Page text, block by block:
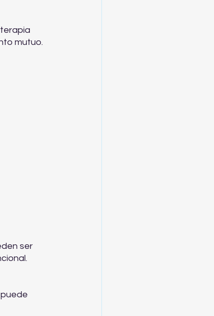
mutuo.
ser